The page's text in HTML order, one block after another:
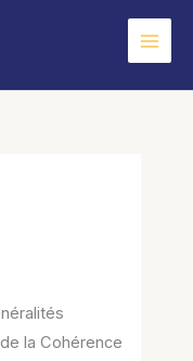
la Cohérence